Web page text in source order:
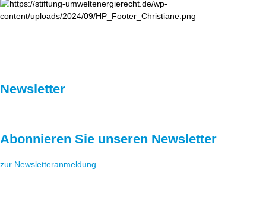
Newsletter
Abonnieren Sie unseren Newsletter
zur Newsletteranmeldung